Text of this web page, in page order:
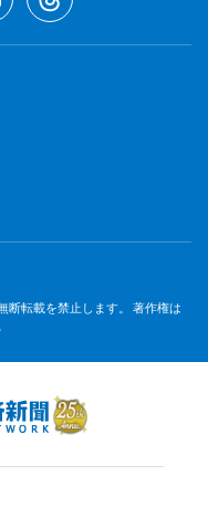
断転載を禁止します。 著作権は